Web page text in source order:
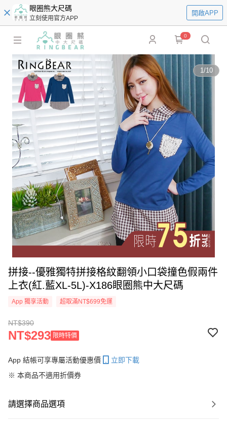
眼圈熊大尺碼
立刻使用官方APP
開啟APP
0
1/10
拼接--優雅獨特拼接格紋翻領小口袋撞色假兩件
上衣(紅.藍XL-5L)-X186眼圈熊中大尺碼
App 獨享活動 超取滿NT$699免運
NT$390
NT$293 限時特價
App 結帳可享專屬活動優惠價
立即下載
※ 本商品不適用折價券
請選擇商品選項